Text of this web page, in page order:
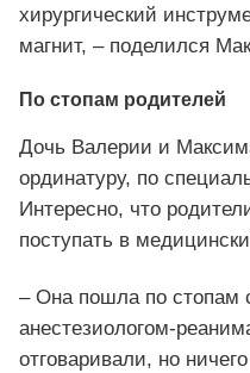
хирургический
магнит, – поделился
По стопам родителей
Дочь Валерии и
ординатуру, по
Интересно, что
поступать в
– Она пошла по стопам
анестезиологом-
отговаривали, но